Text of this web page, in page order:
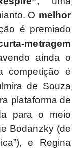
O melhor
é premiado
metragem
ainda o
competição é
de Souza
plataforma de
para o meio
Bodanzky (de
e Regina